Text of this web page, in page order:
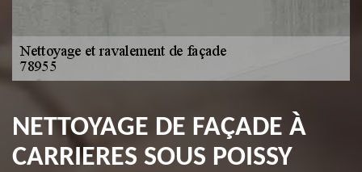
NETTOYAGE DE FAÇADE À
CARRIERES SOUS POISSY